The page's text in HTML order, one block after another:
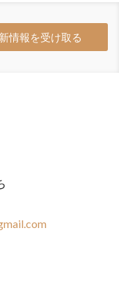
情報を受け取る